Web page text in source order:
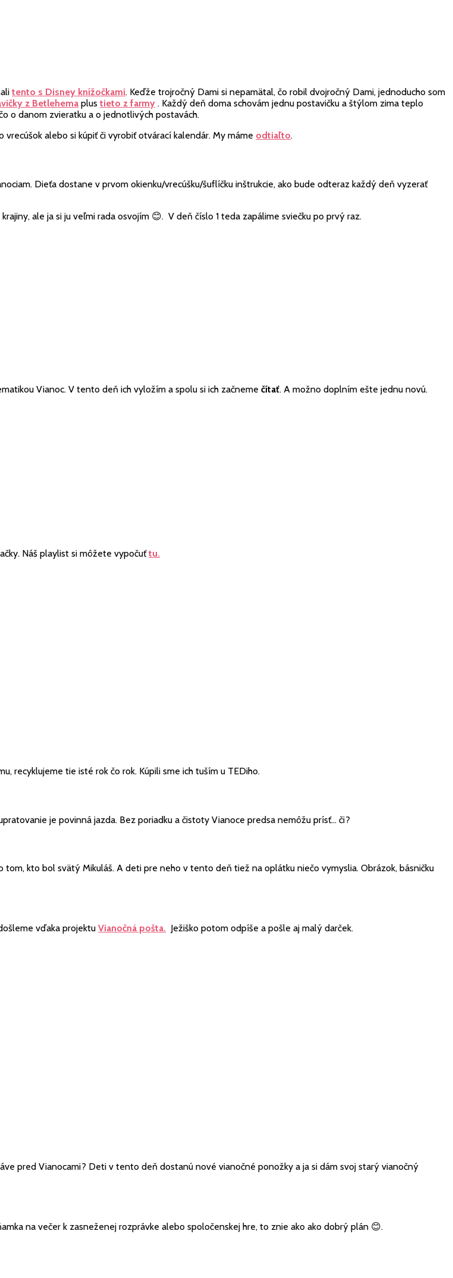
tento s Disney knížočkami. Keďže trojročný Dami si nepamätal, čo robil dvojročný Dami, jednoducho som
z Betlehema plus tieto z farmy . Každý deň doma schovám jednu postavičku a štýlom zima teplo
o danom zvieratku a o jednotlivých postavách.
alebo si kúpiť či vyrobiť otvárací kalendár. My máme odtiaľto.
Dieťa dostane v prvom okienku/vrecúšku/šuflíčku inštrukcie, ako bude odteraz každý deň vyzerať
ale ja si ju veľmi rada osvojím 😊. V deň číslo 1 teda zapálime sviečku po prvý raz.
Vianoc. V tento deň ich vyložím a spolu si ich začneme čítať. A možno doplním ešte jednu novú.
Náš playlist si môžete vypočuťtu.
recyklujeme tie isté rok čo rok. Kúpili sme ich tuším u TEDiho.
je povinná jazda. Bez poriadku a čistoty Vianoce predsa nemôžu prísť… či?
tom, kto bol svätý Mikuláš. A deti pre neho v tento deň tiež na oplátku niečo vymyslia. Obrázok, básničku
vďaka projektu Vianočná pošta. Ježiško potom odpíše a pošle aj malý darček.
pred Vianocami? Deti v tento deň dostanú nové vianočné ponožky a ja si dám svoj starý vianočný
na večer k zasneženej rozprávke alebo spoločenskej hre, to znie ako ako dobrý plán 😊.